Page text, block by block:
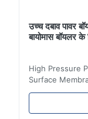
उच्च दबाव पावर
बायोमास बॉयलर
High Pressure
Surface
For Biomass
Water wall
vertically on